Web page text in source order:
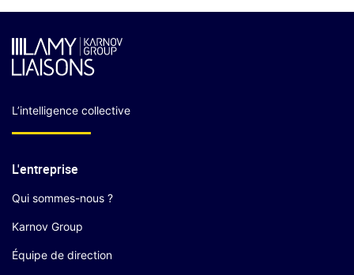
L’intelligence collective
L'entreprise
Qui sommes-nous ?
Karnov Group
Équipe de direction